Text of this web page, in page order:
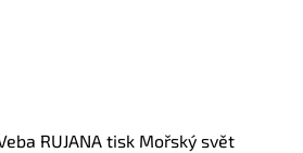
RUJANA tisk Mořský svět